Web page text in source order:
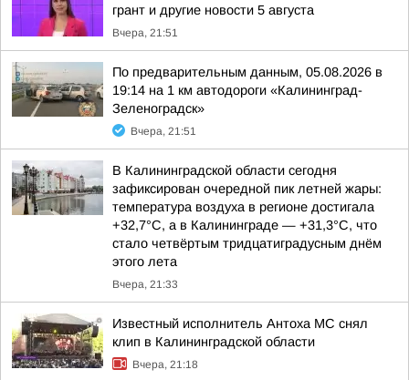
грант и другие новости 5 августа
Вчера, 21:51
По предварительным данным, 05.08.2026 в
19:14 на 1 км автодороги «Калининград-
Зеленоградск»
Вчера, 21:51
В Калининградской области сегодня
зафиксирован очередной пик летней жары:
температура воздуха в регионе достигала
+32,7°С, а в Калининграде — +31,3°С, что
стало четвёртым тридцатиградусным днём
этого лета
Вчера, 21:33
Известный исполнитель Антоха МС снял
клип в Калининградской области
Вчера, 21:18